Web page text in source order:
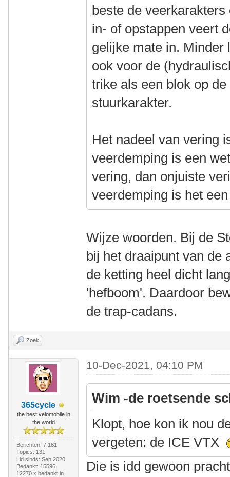
beste de
in- of opstappen veert
gelijke mate in. Minder
ook voor de
trike als een blok op
stuurkarakter.
Het nadeel van vering
veerdemping is een
vering, dan onjuiste
veerdemping is het
Wijze woorden. Bij de
bij het draaipunt van de
de ketting heel dicht
'hefboom'. Daardoor
de trap-cadans.
Zoek
365cycle
the best velomobile in
the world
Berichten: 7.181
Topics: 131
Lid sinds: Sep 2020
Bedankt: 15596
12270 x bedankt in
10-Dec-2021, 04:10 PM
Wim -de roetsende
Klopt, hoe kon ik nou
vergeten: de ICE VTX
Die is idd gewoon